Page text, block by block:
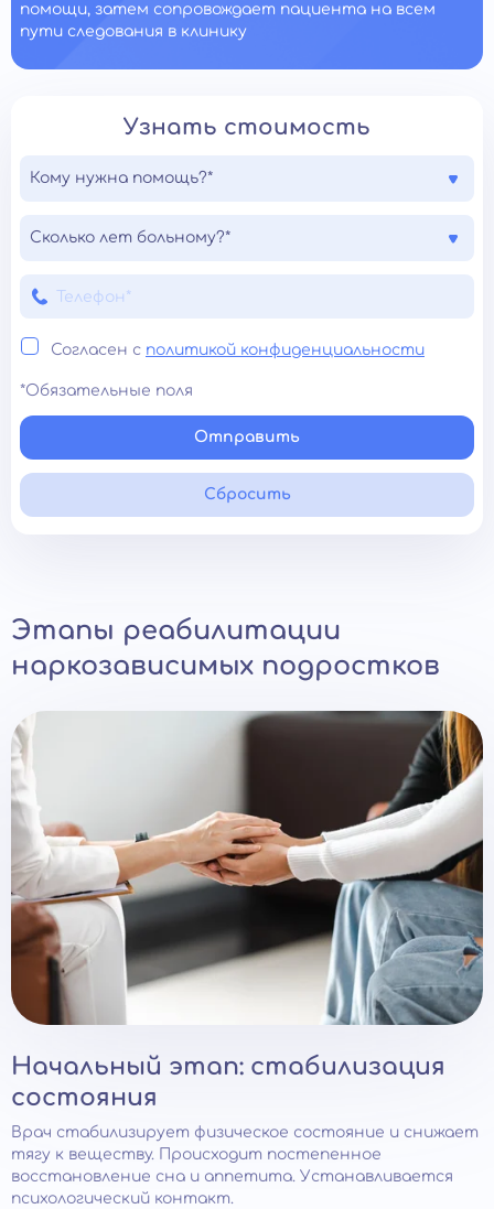
помощи, затем сопровождает пациента на всем
пути следования в клинику
Узнать стоимость
Кому нужна помощь?*
Сколько лет больному?*
Согласен с политикой конфиденциальности
*Обязательные поля
Отправить
Сбросить
Этапы реабилитации
наркозависимых подростков
Начальный этап: стабилизация
состояния
Врач стабилизирует физическое состояние и снижает
тягу к веществу. Происходит постепенное
восстановление сна и аппетита. Устанавливается
психологический контакт.